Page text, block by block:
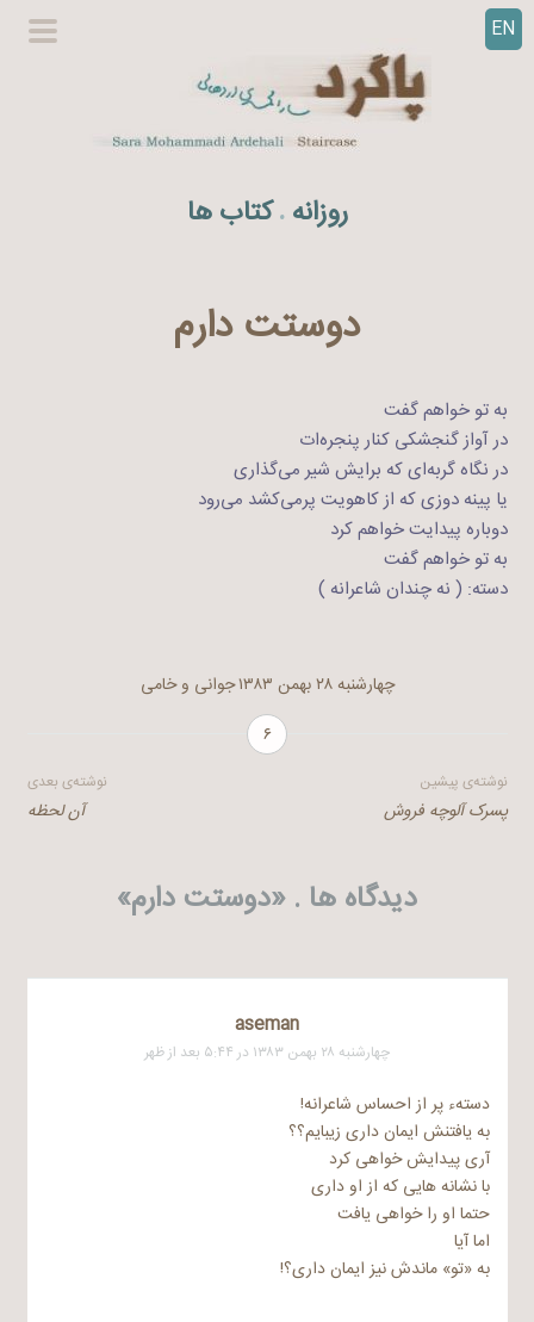
EN
روزانه . کتاب ها
دوستت دارم
به تو خواهم گفت
در آواز گنجشکی کنار پنجره‌ات
در نگاه گربه‌ای که برایش شیر می‌گذاری
یا پینه دوزی که از کاهویت پرمی‌کشد می‌رود
دوباره پیدایت خواهم کرد
به تو خواهم گفت
دسته: ( نه چندان شاعرانه )
چهارشنبه ۲۸ بهمن ۱۳۸۳
جوانی و خامی
۶
راهبری
نوشته
نوشته‌ی پیشین
پسرک آلوچه فروش
نوشته‌ی بعدی
آن لحظه
دیدگاه ها . «دوستت دارم»
aseman
چهارشنبه ۲۸ بهمن ۱۳۸۳ در ۵:۴۴ بعد از ظهر
دستهء پر از احساس شاعرانه!
به یافتنش ایمان داری زیبایم؟؟
آری پیدایش خواهی کرد
با نشانه هایی که از او داری
حتما او را خواهی یافت
اما آیا
به «تو» ماندش نیز ایمان داری؟!